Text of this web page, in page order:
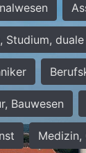
Studium,
Bauwesen
Medizin,